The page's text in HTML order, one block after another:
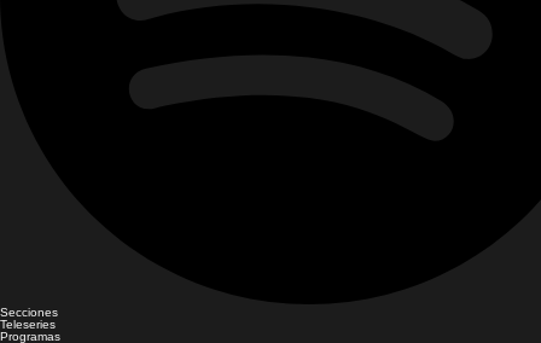
Secciones
Teleseries
Programas